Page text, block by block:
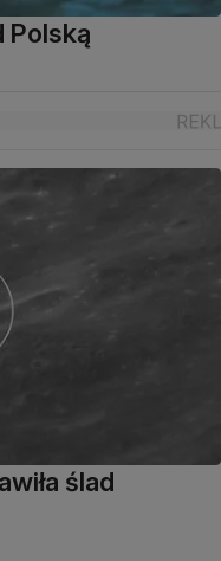
Polską
ślad